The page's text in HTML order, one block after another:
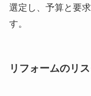
選定し、予算と要
す。
リフォームのリ